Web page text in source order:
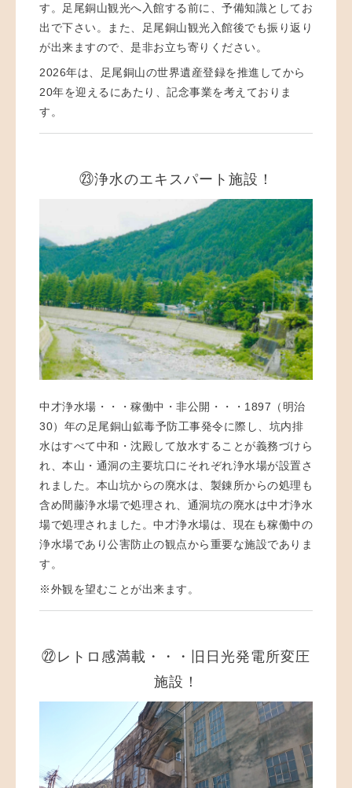
す。足尾銅山観光へ入館する前に、予備知識としてお
出で下さい。また、足尾銅山観光入館後でも振り返り
が出来ますので、是非お立ち寄りください。
2026年は、足尾銅山の世界遺産登録を推進してから
20年を迎えるにあたり、記念事業を考えておりま
す。
㉓浄水のエキスパート施設！
中才浄水場・・・稼働中・非公開・・・1897（明治
30）年の足尾銅山鉱毒予防工事発令に際し、坑内排
水はすべて中和・沈殿して放水することが義務づけら
れ、本山・通洞の主要坑口にそれぞれ浄水場が設置さ
れました。本山坑からの廃水は、製錬所からの処理も
含め間藤浄水場で処理され、通洞坑の廃水は中才浄水
場で処理されました。中才浄水場は、現在も稼働中の
浄水場であり公害防止の観点から重要な施設でありま
す。
※外観を望むことが出来ます。
㉒レトロ感満載・・・旧日光発電所変圧
施設！